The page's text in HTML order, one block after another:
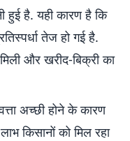
हुई है. यही कारण है कि
तेज हो गई है.
और खरीद-बिक्री का
अच्छी होने के कारण
किसानों को मिल रहा